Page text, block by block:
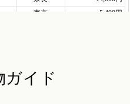
ガイド